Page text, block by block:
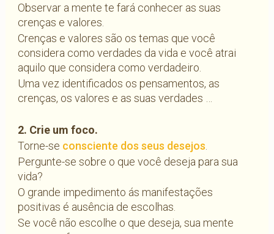
Observar a mente te fará conhecer as suas
crenças e valores.
Crenças e valores são os temas que você
considera como verdades da vida e você atrai
aquilo que considera como verdadeiro.
Uma vez identificados os pensamentos, as
crenças, os valores e as suas verdades …
2. Crie um foco.
Torne-se consciente dos seus desejos
Pergunte-se sobre o que você deseja para sua
vida?
O grande impedimento ás manifestações
positivas é ausência de escolhas.
Se você não escolhe o que deseja, sua mente